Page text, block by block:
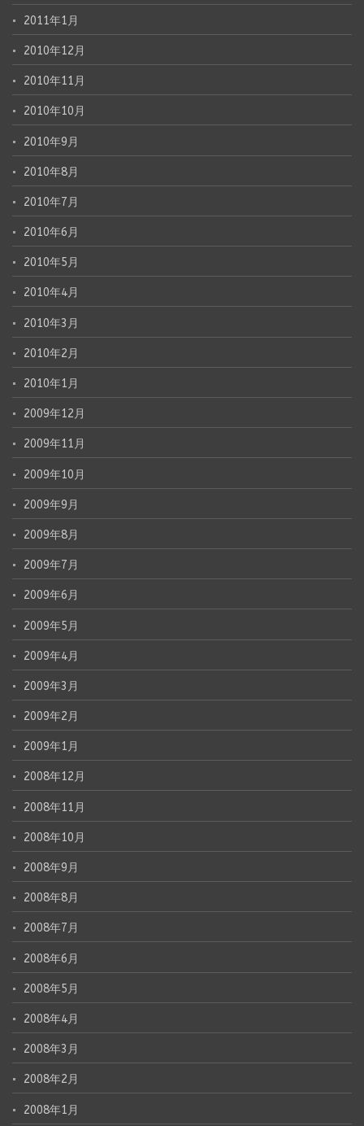
2011年1月
2010年12月
2010年11月
2010年10月
2010年9月
2010年8月
2010年7月
2010年6月
2010年5月
2010年4月
2010年3月
2010年2月
2010年1月
2009年12月
2009年11月
2009年10月
2009年9月
2009年8月
2009年7月
2009年6月
2009年5月
2009年4月
2009年3月
2009年2月
2009年1月
2008年12月
2008年11月
2008年10月
2008年9月
2008年8月
2008年7月
2008年6月
2008年5月
2008年4月
2008年3月
2008年2月
2008年1月